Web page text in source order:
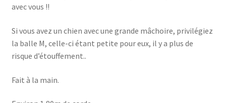
avec vous !!
Si vous avez un chien avec une grande mâchoire, privilégiez
la balle M, celle-ci étant petite pour eux, il y a plus de
risque d’étouffement..
Fait à la main.